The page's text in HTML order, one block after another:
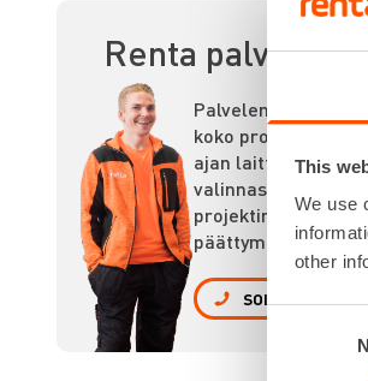
This
We use
other
Consent
Renta palvelee
Palvelemme
koko prosessin
ajan laitteiden
valinnasta
projektin
päättymiseen.
SOITA